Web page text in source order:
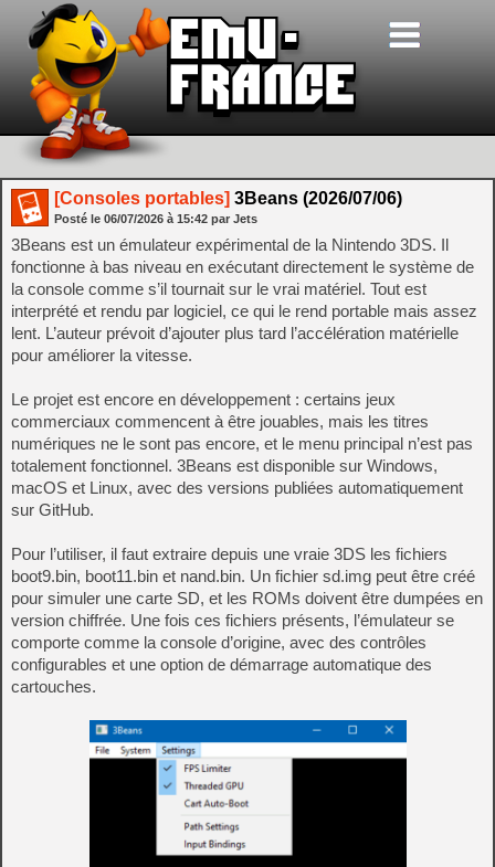
[Consoles portables] 3Beans (2026/07/06)
Posté le 06/07/2026 à 15:42 par Jets
3Beans est un émulateur expérimental de la Nintendo 3DS. Il
fonctionne à bas niveau en exécutant directement le système de
la console comme s’il tournait sur le vrai matériel. Tout est
interprété et rendu par logiciel, ce qui le rend portable mais assez
lent. L’auteur prévoit d’ajouter plus tard l’accélération matérielle
pour améliorer la vitesse.
Le projet est encore en développement : certains jeux
commerciaux commencent à être jouables, mais les titres
numériques ne le sont pas encore, et le menu principal n’est pas
totalement fonctionnel. 3Beans est disponible sur Windows,
macOS et Linux, avec des versions publiées automatiquement
sur GitHub.
Pour l’utiliser, il faut extraire depuis une vraie 3DS les fichiers
boot9.bin, boot11.bin et nand.bin. Un fichier sd.img peut être créé
pour simuler une carte SD, et les ROMs doivent être dumpées en
version chiffrée. Une fois ces fichiers présents, l’émulateur se
comporte comme la console d’origine, avec des contrôles
configurables et une option de démarrage automatique des
cartouches.